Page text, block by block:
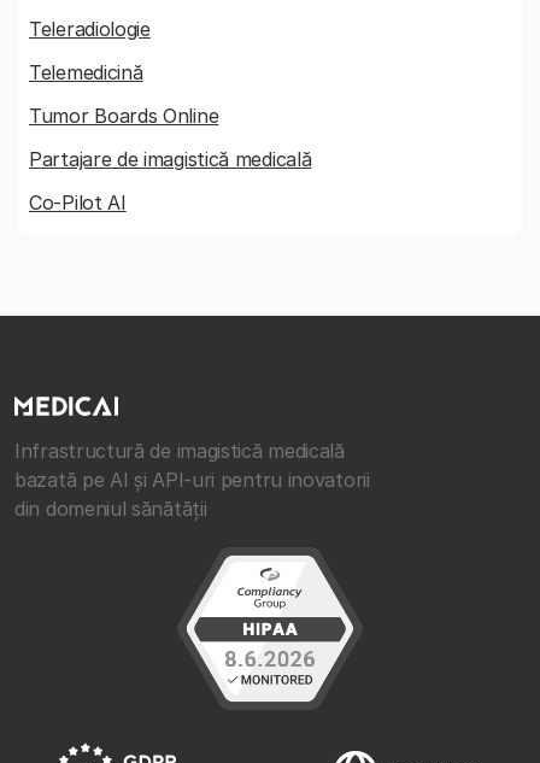
Teleradiologie
Telemedicină
Tumor Boards Online
Partajare de imagistică medicală
Co-Pilot AI
Infrastructură de imagistică medicală
bazată pe AI și API-uri pentru inovatorii
din domeniul sănătății